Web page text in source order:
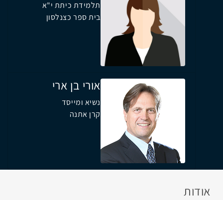
תלמידת כיתת י"א
בית ספר כצנלסון
אורי בן ארי
נשיא ומייסד
קרן אתנה
אודות